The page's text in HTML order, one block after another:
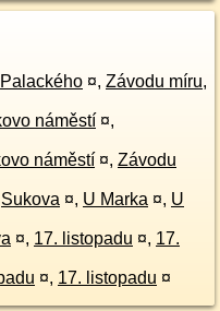
Palackého ¤, Závodu míru,
náměstí ¤,
náměstí ¤, Závodu
Sukova ¤, U Marka ¤, U
¤, 17. listopadu ¤, 17.
¤, 17. listopadu ¤